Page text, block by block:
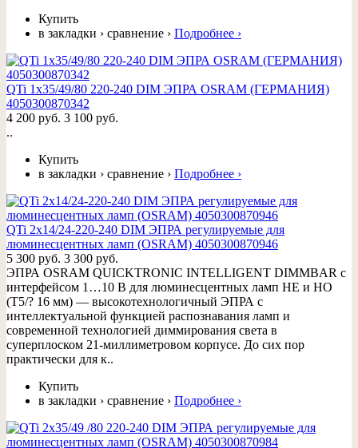
Купить
в закладки › сравнение › Подробнее ›
QTi 1x35/49/80 220-240 DIM ЭПРА OSRAM (ГЕРМАНИЯ)
4050300870342
4 200 руб. 3 100 руб.
..
Купить
в закладки › сравнение › Подробнее ›
QTi 2x14/24-220-240 DIM ЭПРА регулируемые для
люминесцентных ламп (OSRAM) 4050300870946
5 300 руб. 3 300 руб.
ЭПРА OSRAM QUICKTRONIC INTELLIGENT DIMMBAR с
интерфейсом 1…10 В для люминесцентных ламп HE и HO
(T5/? 16 мм) — высокотехнологичный ЭПРА с
интеллектуальной функцией распознавания ламп и
современной технологией диммирования света в
суперплоском 21-миллиметровом корпусе. До сих пор
практически для к..
Купить
в закладки › сравнение › Подробнее ›